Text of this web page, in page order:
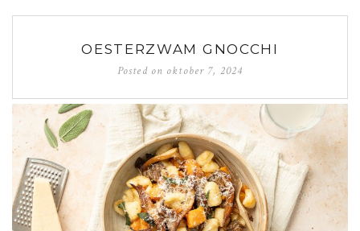
OESTERZWAM GNOCCHI
Posted on oktober 7, 2024